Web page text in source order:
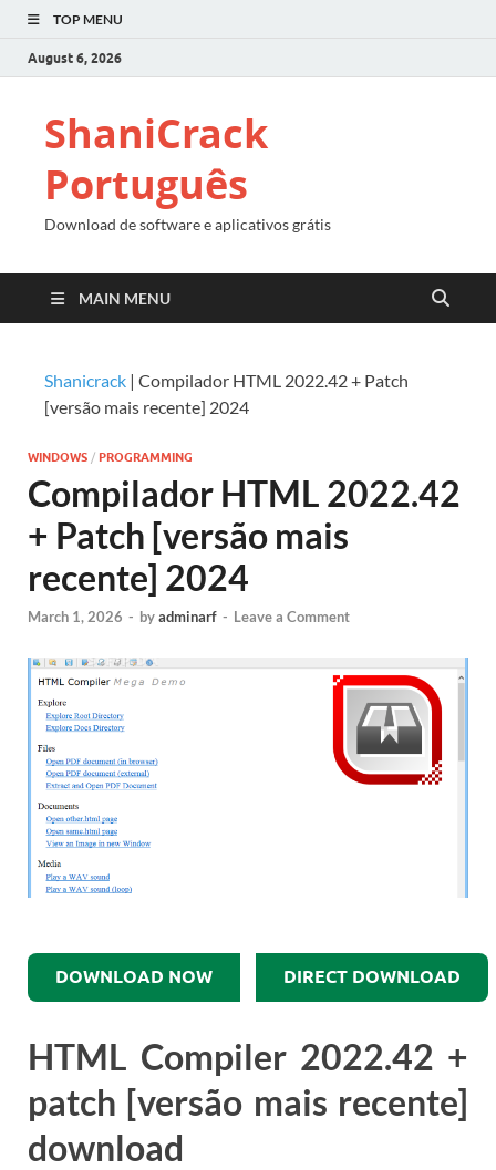
TOP MENU
August 6, 2026
ShaniCrack
Português
Download de software e aplicativos grátis
MAIN MENU
Shanicrack | Compilador HTML 2022.42 + Patch
[versão mais recente] 2024
WINDOWS / PROGRAMMING
Compilador HTML 2022.42
+ Patch [versão mais
recente] 2024
March 1, 2026 - byadminarf - Leave a Comment
DOWNLOAD NOW DIRECT DOWNLOAD
HTML Compiler 2022.42 +
patch [versão mais recente]
download